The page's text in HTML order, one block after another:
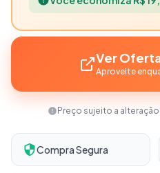
Ver
Aproveite
Preço sujeito a
Compra Segura